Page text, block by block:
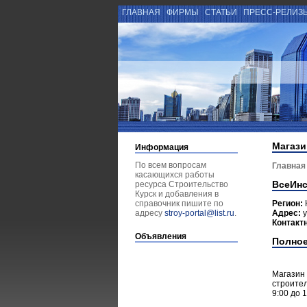
ГЛАВНАЯ ФИРМЫ СТАТЬИ ПРЕСС-
Информация
По всем вопросам
касающихся работы
ресурса Строительство
Курск и добавления в
справочник пишите по
адресу stroy-portal@list.ru.
Объявления
Регион:
Адрес:
9:00 до